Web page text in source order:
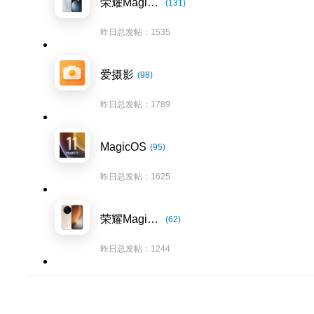
荣耀Magic7系列 (131)
昨日总发帖：1535
爱摄影 (98)
昨日总发帖：1789
MagicOS (95)
昨日总发帖：1625
荣耀Magic8系列 (62)
昨日总发帖：1244